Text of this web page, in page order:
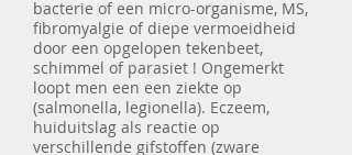
bacterie of een micro-organisme, MS,
fibromyalgie of diepe vermoeidheid
door een opgelopen tekenbeet,
schimmel of parasiet ! Ongemerkt
loopt men een een ziekte op
(salmonella, legionella). Eczeem,
huiduitslag als reactie op
verschillende gifstoffen (zware